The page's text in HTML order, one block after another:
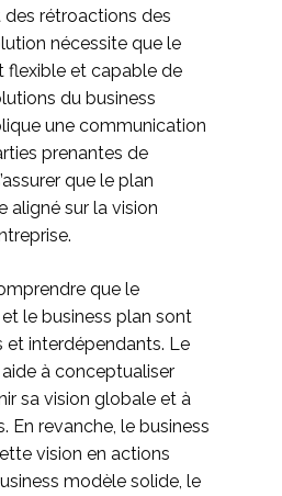
rétroactions des
nécessite que le
flexible et capable de
du business
une communication
prenantes de
que le plan
aligné sur la vision
que le
le business plan sont
interdépendants. Le
à conceptualiser
sa vision globale et à
En revanche, le business
vision en actions
modèle solide, le